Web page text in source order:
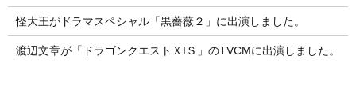
怪大王がドラマスペシャル「黒薔薇２」に出演しました。
渡辺文章が「ドラゴンクエストＸIＳ」のTVCMに出演しました。